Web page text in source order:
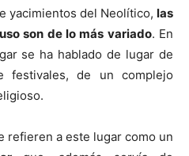
yacimientos del Neolítico, las
son de lo más variado. En
se ha hablado de lugar de
festivales, de un complejo
refieren a este lugar como un